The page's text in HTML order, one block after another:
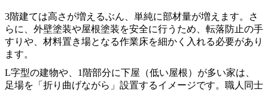
3階建ては高さが増えるぶん、単純に部材量が増えます。さ
らに、外壁塗装や屋根塗装を安全に行うため、転落防止の手
すりや、材料置き場となる作業床を細かく入れる必要があり
ます。
L字型の建物や、1階部分に下屋（低い屋根）が多い家は、
足場を「折り曲げながら」設置するイメージです。職人同士